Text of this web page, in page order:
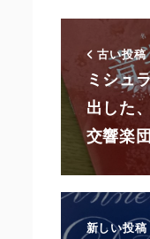
古い投稿
ミシュ
出した
交響楽
新しい投